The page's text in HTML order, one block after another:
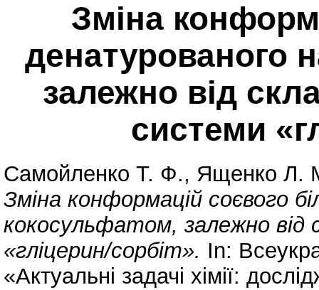
Зміна
денатурованого
залежно від
системи
Самойленко Т. Ф., Ященко Л.
Зміна конформацій соєвого
кокосульфатом, залежно від
«гліцерин/сорбіт». In:
«Актуальні задачі хімії: